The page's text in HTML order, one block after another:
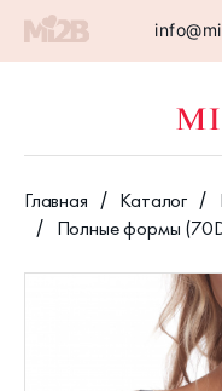
Главная Каталог
Полные формы